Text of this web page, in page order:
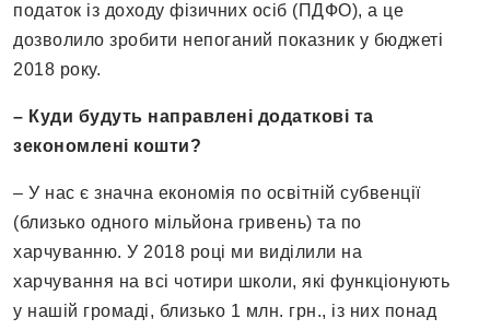
податок із доходу фізичних осіб (ПДФО), а це
дозволило зробити непоганий показник у бюджеті
2018 року.
– Куди будуть направлені додаткові та
зекономлені кошти?
– У нас є значна економія по освітній субвенції
(близько одного мільйона гривень) та по
харчуванню. У 2018 році ми виділили на
харчування на всі чотири школи, які функціонують
у нашій громаді, близько 1 млн. грн., із них понад